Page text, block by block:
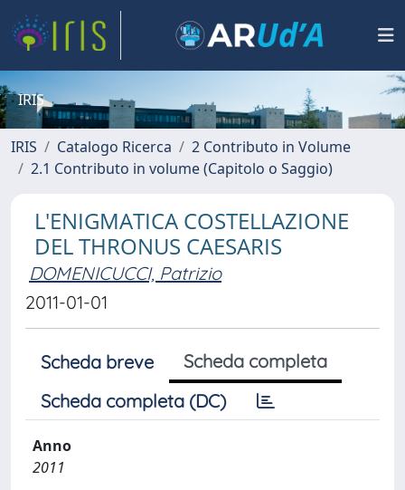
IRIS
IRIS Catalogo Ricerca
2 Contributo in Volume
2.1 Contributo in volume (Capitolo o Saggio)
L'ENIGMATICA COSTELLAZIONE
DEL THRONUS CAESARIS
DOMENICUCCI, Patrizio
2011-01-01
Scheda breve
Scheda completa
Scheda completa (DC)
Anno
2011